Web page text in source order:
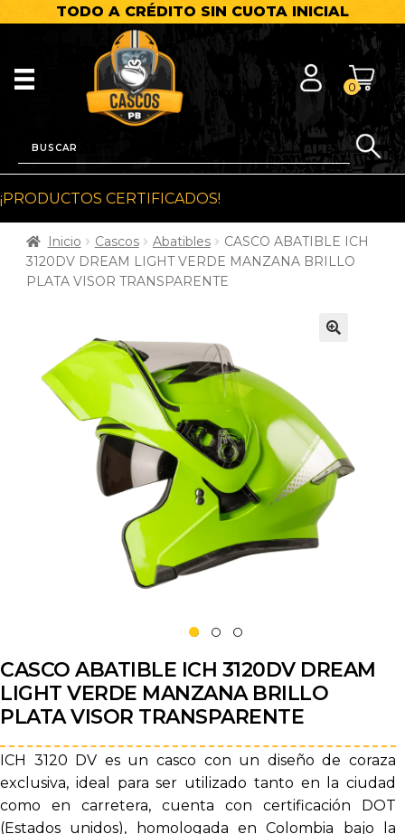
TODO A CRÉDITO SIN CUOTA INICIAL
0
¡PRODUCTOS CERTIFICADOS!
Inicio Cascos Abatibles
CASCO ABATIBLE ICH
3120DV DREAM LIGHT VERDE MANZANA BRILLO
PLATA VISOR TRANSPARENTE
CASCO ABATIBLE ICH 3120DV DREAM
LIGHT VERDE MANZANA BRILLO
PLATA VISOR TRANSPARENTE
ICH 3120 DV es un casco con un diseño de coraza
exclusiva, ideal para ser utilizado tanto en la ciudad
como en carretera, cuenta con certificación DOT
(Estados unidos), homologada en Colombia bajo la